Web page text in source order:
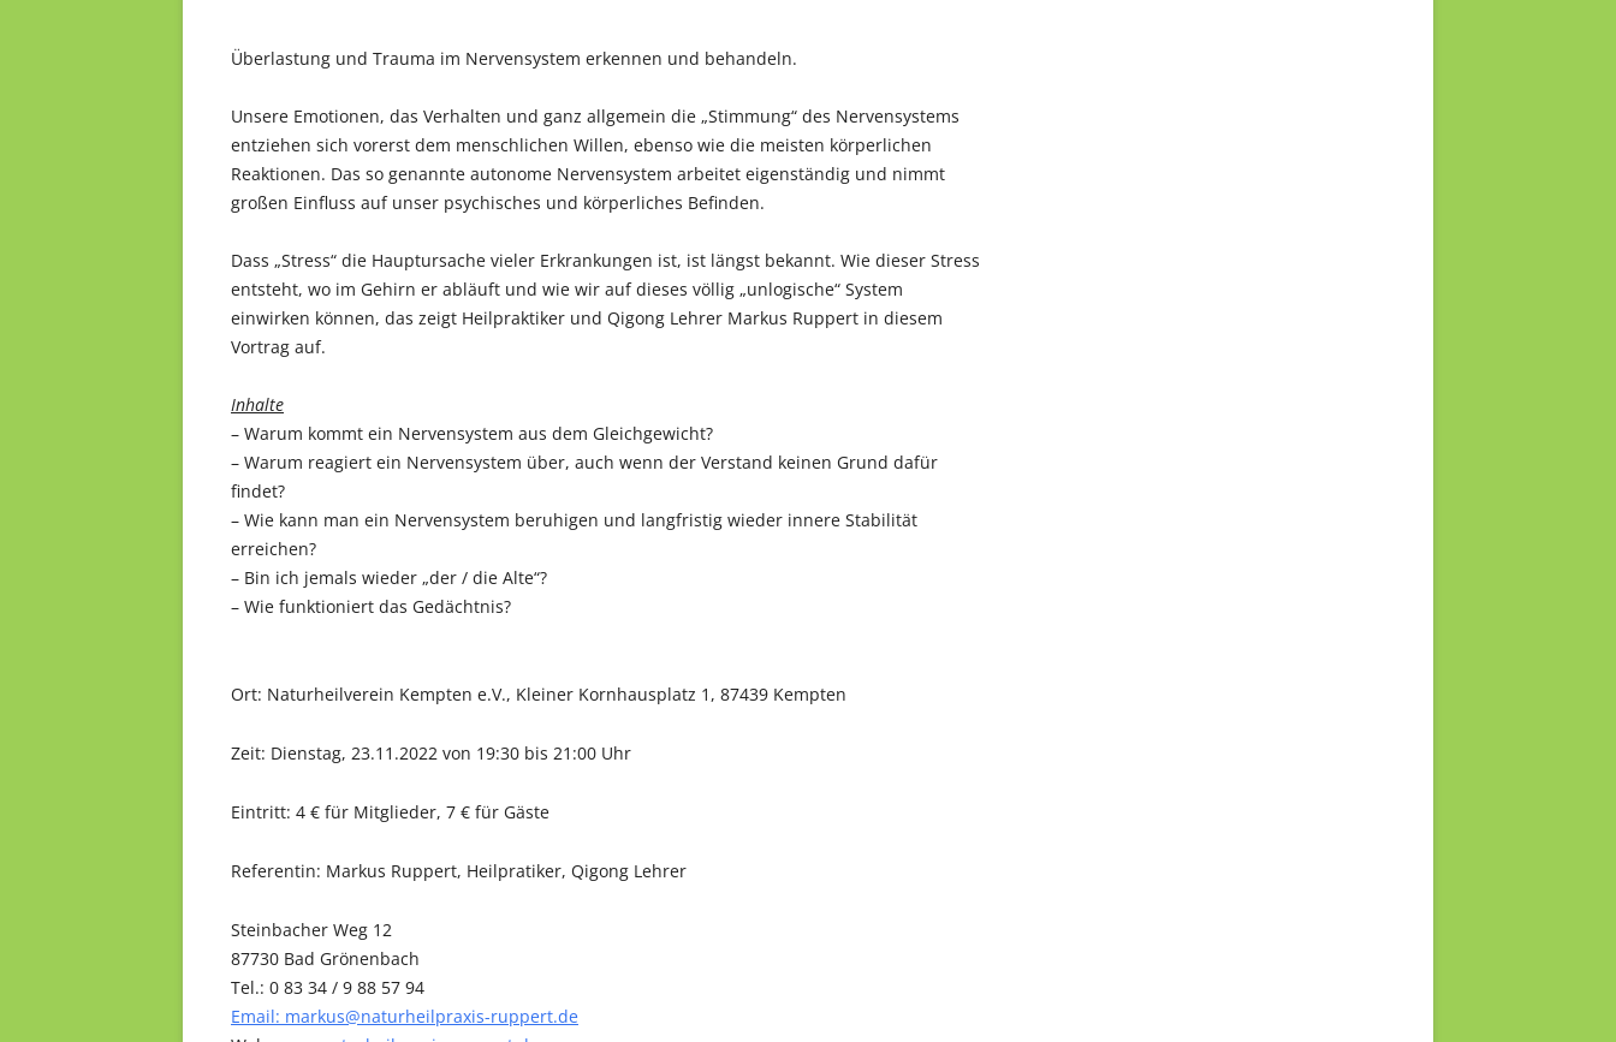
Überlastung und Trauma im Nervensystem erkennen und behandeln.
Unsere Emotionen, das Verhalten und ganz allgemein die „Stimmung“ des Nervensystems
entziehen sich vorerst dem menschlichen Willen, ebenso wie die meisten körperlichen
Reaktionen. Das so genannte autonome Nervensystem arbeitet eigenständig und nimmt
großen Einfluss auf unser psychisches und körperliches Befinden.
Dass „Stress“ die Hauptursache vieler Erkrankungen ist, ist längst bekannt. Wie dieser Stress
entsteht, wo im Gehirn er abläuft und wie wir auf dieses völlig „unlogische“ System
einwirken können, das zeigt Heilpraktiker und Qigong Lehrer Markus Ruppert in diesem
Vortrag auf.
Inhalte
– Warum kommt ein Nervensystem aus dem Gleichgewicht?
– Warum reagiert ein Nervensystem über, auch wenn der Verstand keinen Grund dafür
findet?
– Wie kann man ein Nervensystem beruhigen und langfristig wieder innere Stabilität
erreichen?
– Bin ich jemals wieder „der / die Alte“?
– Wie funktioniert das Gedächtnis?
Ort: Naturheilverein Kempten e.V., Kleiner Kornhausplatz 1, 87439 Kempten
Zeit: Dienstag, 23.11.2022 von 19:30 bis 21:00 Uhr
Eintritt: 4 € für Mitglieder, 7 € für Gäste
Referentin: Markus Ruppert, Heilpratiker, Qigong Lehrer
Steinbacher Weg 12
87730 Bad Grönenbach
Tel.: 0 83 34 / 9 88 57 94
Email: markus@naturheilpraxis-ruppert.de